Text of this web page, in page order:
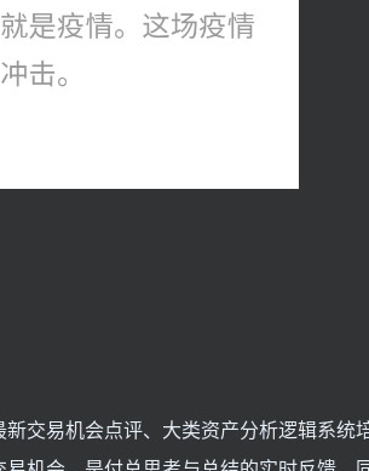
交易机会点评、大类资产分析逻辑系统